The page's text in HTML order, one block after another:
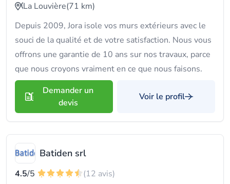
La Louvière(71 km)
Depuis 2009, Jora isole vos murs extérieurs avec le
souci de la qualité et de votre satisfaction. Nous vous
offrons une garantie de 10 ans sur nos travaux, parce
que nous croyons vraiment en ce que nous faisons.
Demander un
devis
Voir le profil
Batiden srl
4.5/5
(12 avis)